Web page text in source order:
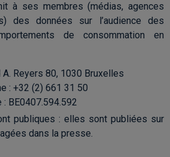
à ses membres (médias, agences
des données sur l’audience des
de consommation en
A. Reyers 80, 1030 Bruxelles
: +32 (2) 661 31 50
: BE0407.594.592
publiques : elles sont publiées sur
dans la presse.